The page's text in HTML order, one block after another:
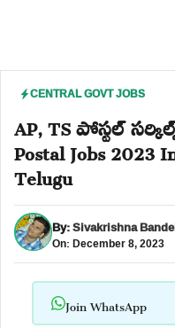
CENTRAL GOVT JOBS
AP, TS పోస్టల్
Postal Jobs 2023
Telugu
By:Sivakrishna
On: December 8, 2023
Join WhatsApp